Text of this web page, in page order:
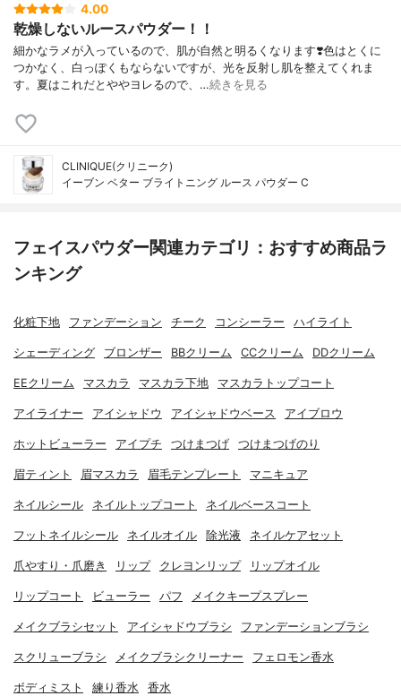
4.00
乾燥しないルースパウダー！！
細かなラメが入っているので、肌が自然と明るくなります❣️色はとくに
つかなく、白っぽくもならないですが、光を反射し肌を整えてくれま
す。夏はこれだとややヨレるので、…続きを見る
CLINIQUE(クリニーク)
イーブン ベター ブライトニング ルース パウダー C
フェイスパウダー関連カテゴリ：おすすめ商品ラ
ンキング
化粧下地 ファンデーション チーク コンシーラー ハイライト
シェーディング ブロンザー BBクリーム CCクリーム DDクリーム
EEクリーム マスカラ マスカラ下地 マスカラトップコート
アイライナー アイシャドウ アイシャドウベース アイブロウ
ホットビューラー アイプチ つけまつげ つけまつげのり
眉ティント 眉マスカラ 眉毛テンプレート マニキュア
ネイルシール ネイルトップコート ネイルベースコート
フットネイルシール ネイルオイル 除光液 ネイルケアセット
爪やすり・爪磨き リップ クレヨンリップ リップオイル
リップコート ビューラー パフ メイクキープスプレー
メイクブラシセット アイシャドウブラシ ファンデーションブラシ
スクリューブラシ メイクブラシクリーナー フェロモン香水
ボディミスト 練り香水 香水